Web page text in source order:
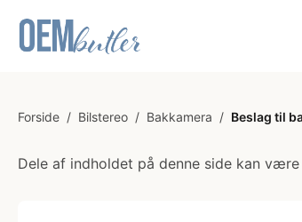
Forside / Bilstereo / Bakkamera / Beslag til
Dele af indholdet på denne side kan